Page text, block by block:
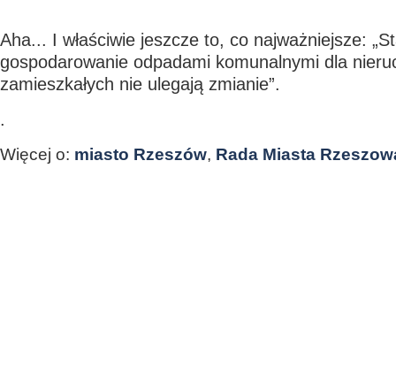
Aha... I właściwie jeszcze to, co najważniejsze:
gospodarowanie odpadami komunalnymi dla
zamieszkałych nie ulegają zmianie”.
.
Więcej o: miasto Rzeszów, Rada Miasta